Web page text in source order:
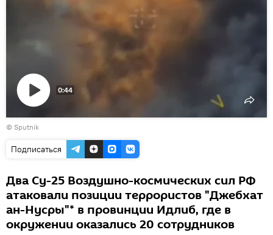
Воспроизвести
видео
0:44
© Sputnik
Подписаться
Два Су-25 Воздушно-космических сил РФ
атаковали позиции террористов "Джебхат
ан-Нусры"* в провинции Идлиб, где в
окружении оказались 20 сотрудников